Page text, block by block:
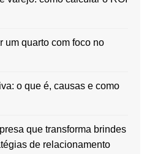
um quarto com foco no
o que é, causas e como
que transforma brindes
de relacionamento